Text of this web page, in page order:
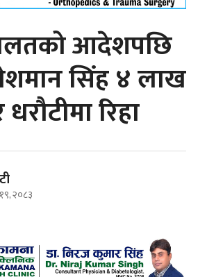
आदेशपछि
सिंह ४ लाख
रिहा
२०८३